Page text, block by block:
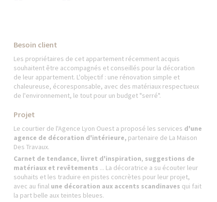
Besoin client
Les propriétaires de cet appartement récemment acquis
souhaitent être accompagnés et conseillés pour la décoration
de leur appartement. L'objectif : une rénovation simple et
chaleureuse, écoresponsable, avec des matériaux respectueux
de l'environnement, le tout pour un budget "serré".
Projet
Le courtier de l'Agence Lyon Ouest a proposé les services d'une
agence de décoration d'intérieure, partenaire de La Maison
Des Travaux.
Carnet de tendance, livret d'inspiration, suggestions de
matériaux et revêtements ... La décoratrice a su écouter leur
souhaits et les traduire en pistes concrètes pour leur projet,
avec au final une décoration aux accents scandinaves qui fait
la part belle aux teintes bleues.